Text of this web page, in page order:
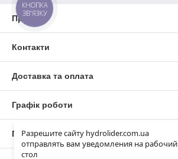
Разрешите сайту hydrolider.com.ua
отправлять вам уведомления на рабочий
стол
Про нас
Контакти
Доставка та оплата
Графік роботи
Повна версія сайту
КНОПКА
ЗВ'ЯЗКУ